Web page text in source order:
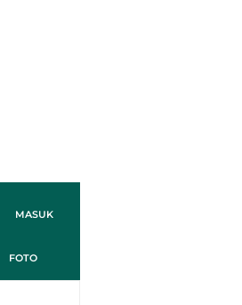
MASUK
FOTO